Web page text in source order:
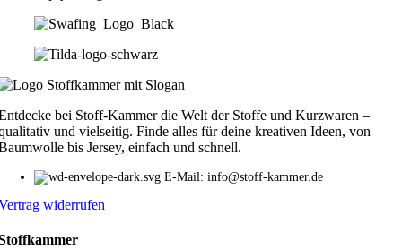
bei Stoff-Kammer die Welt der Stoffe und Kurzwaren –
und vielseitig. Finde alles für deine kreativen Ideen, von
bis Jersey, einfach und schnell.
E-Mail: info@stoff-kammer.de
widerrufen